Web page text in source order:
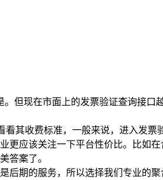
现在市面上的发票验证查询接口
收费标准，一般来说，进入发票
更应该关注一下平台性价比。比如
答案了。
期的服务，所以选择我们专业的聚